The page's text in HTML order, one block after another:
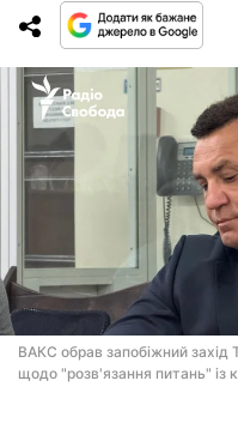
ВАКС обрав запобіжний захід
щодо "розв'язання питань" із